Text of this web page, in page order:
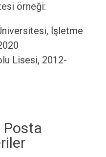
örneği:
İşletme
Lisesi, 2012-
Posta